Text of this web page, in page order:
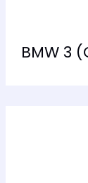
BMW 3